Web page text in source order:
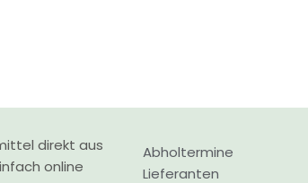
direkt aus
online
Abholtermine
Lieferanten